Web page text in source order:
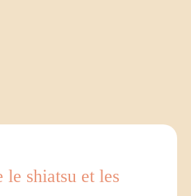
le shiatsu et les